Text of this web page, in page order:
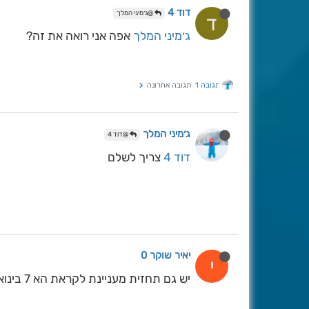
ד דוד 4 @ג׳מיני המלך
ג׳מיני המלך אפה אני רואה את זה?
תגובה 1 תגובה אחרונה
ג׳מיני המלך @דוד 4
דוד 4 צריך לשלם
י יאיר שוקר 0
יש גם תחזית מעניינת לקראת הא 7 בינואר צריך להמשיך לעקוב